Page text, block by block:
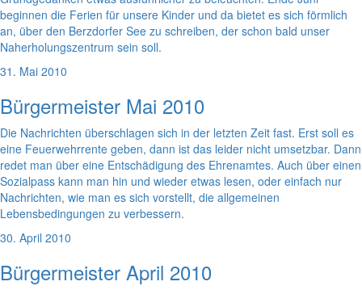
beginnen die Ferien für unsere Kinder und da bietet es sich förmlich
an, über den Berzdorfer See zu schreiben, der schon bald unser
Naherholungszentrum sein soll.
31. Mai 2010
Bürgermeister Mai 2010
Die Nachrichten überschlagen sich in der letzten Zeit fast. Erst soll es
eine Feuerwehrrente geben, dann ist das leider nicht umsetzbar. Dann
redet man über eine Entschädigung des Ehrenamtes. Auch über einen
Sozialpass kann man hin und wieder etwas lesen, oder einfach nur
Nachrichten, wie man es sich vorstellt, die allgemeinen
Lebensbedingungen zu verbessern.
30. April 2010
Bürgermeister April 2010